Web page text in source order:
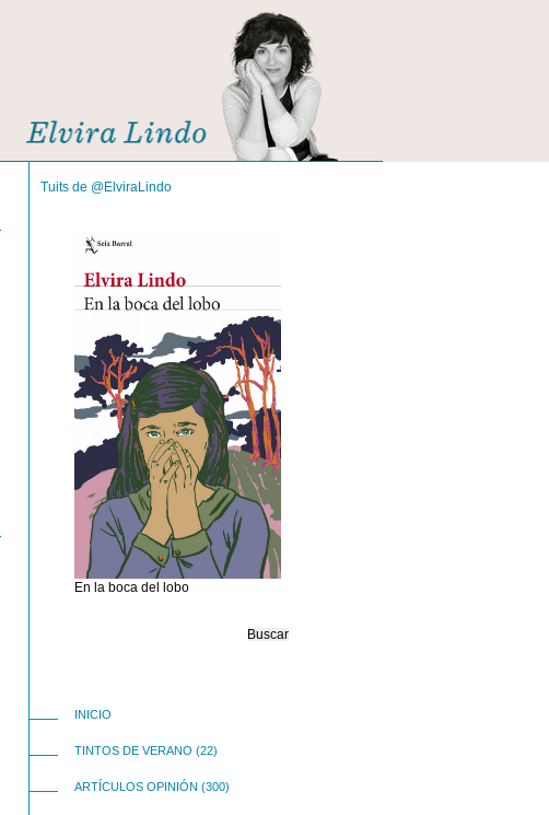
Tuits de @ElviraLindo
En la boca del lobo
INICIO
TINTOS DE VERANO (22)
ARTÍCULOS OPINIÓN (300)